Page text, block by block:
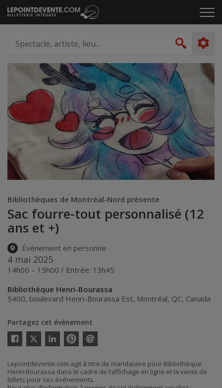
Passer
au
le
artiste,
lieu...
Bibliothèques de Montréal-Nord présente
Sac fourre-tout personnalisé (12
ans et +)
Événement en personne
4 mai 2025
14h00 – 15h00 / Entrée: 13h45
Bibliothèque Henri-Bourassa
5400, boulevard Henri-Bourassa Est, Montréal, QC, Canada
Partagez cet événement
Twitter
courriel
Lepointdevente.com agit à titre de mandataire pour Bibliothèque
Henri-Bourassa dans le cadre de l’affichage en ligne et la vente de
billets pour ses événements.